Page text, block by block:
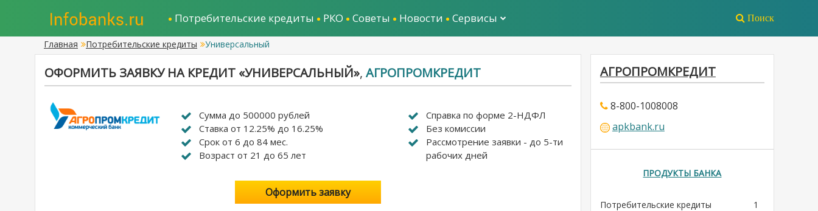
Потребительские кредиты РКО Советы Новости Сервисы Поиск
Главная Потребительские кредиты Универсальный
ОФОРМИТЬ ЗАЯВКУ НА КРЕДИТ «УНИВЕРСАЛЬНЫЙ», АГРОПРОМКРЕДИТ
Сумма до 500000 рублей
Ставка от 12.25% до 16.25%
Срок от 6 до 84 мес.
Возраст от 21 до 65 лет
Справка по форме 2-НДФЛ
Без комиссии
Рассмотрение заявки - до 5-ти
рабочих дней
Оформить заявку
АГРОПРОМКРЕДИТ
8-800-1008008
apkbank.ru
ПРОДУКТЫ БАНКА
Потребительские кредиты 1